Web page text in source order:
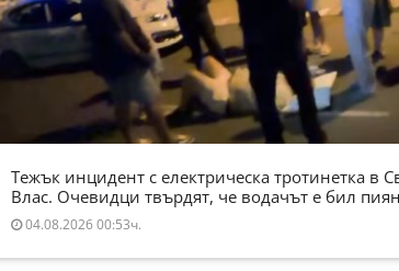
Тежък инцидент с електрическа тротинетка в
Влас. Очевидци твърдят, че водачът е бил
04.08.2026 00:53ч.